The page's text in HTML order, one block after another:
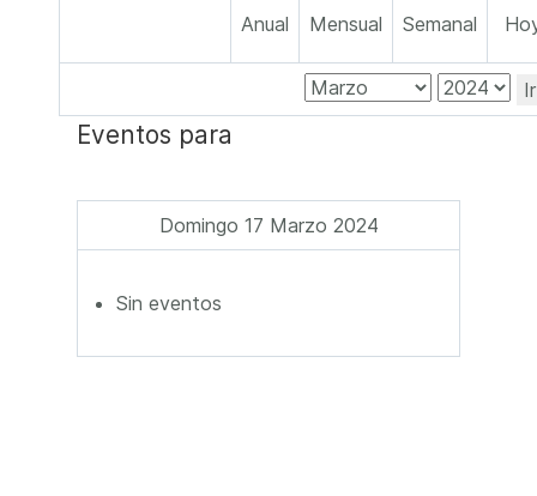
Anual Mensual Semanal
Eventos para
Domingo 17 Marzo 2024
Sin eventos